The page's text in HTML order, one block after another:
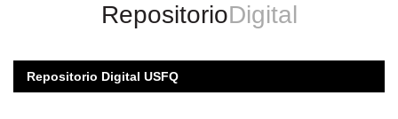
RepositorioDigital
Repositorio Digital USFQ